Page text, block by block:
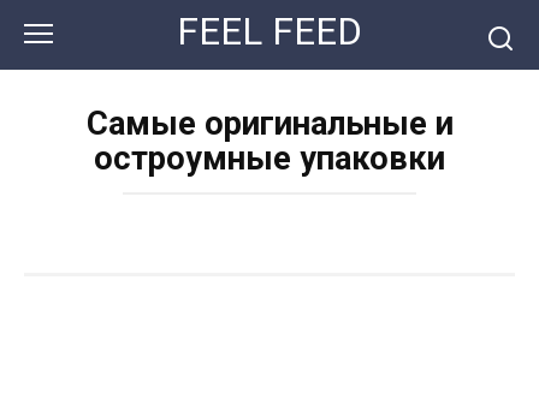
контенту
FEEL FEED
Самые оригинальные и
остроумные упаковки